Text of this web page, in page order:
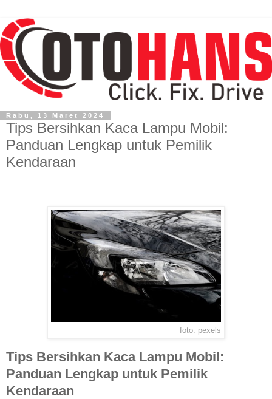
Rabu, 13 Maret 2024
Tips Bersihkan Kaca Lampu Mobil:
Panduan Lengkap untuk Pemilik
Kendaraan
foto: pexels
Tips Bersihkan Kaca Lampu Mobil:
Panduan Lengkap untuk Pemilik
Kendaraan